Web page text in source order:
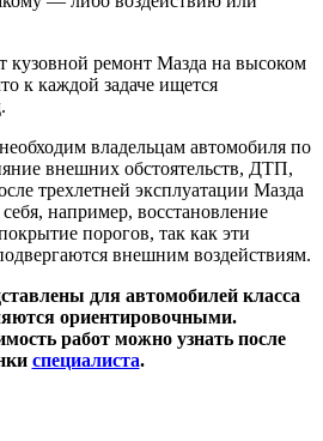
кузовной ремонт Мазда на высоком
к каждой задаче ищется
владельцам автомобиля по
внешних обстоятельств, ДТП,
трехлетней эксплуатации Мазда
например, восстановление
порогов, так как эти
внешним воздействиям.
для автомобилей класса
ориентировочными.
работ можно узнать после
специалиста.